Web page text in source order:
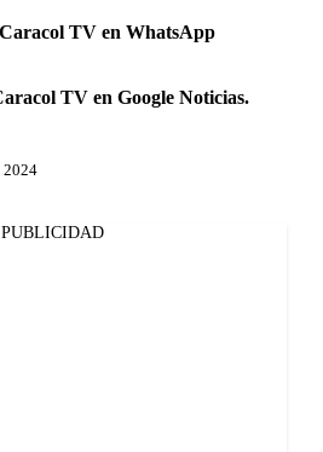
TV en WhatsApp
TV en Google Noticias.
2024
PUBLICIDAD